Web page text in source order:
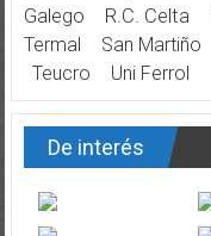
Galego
R.C. Celta
Termal
San Martiño
Teucro
Uni Ferrol
De interés